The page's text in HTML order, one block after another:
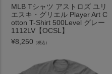
MLB Tシャツ アストロズ ユリ
エスキ・グリエル Player Art C
otton T-Shirt 500Level グレー
1112LV【OCSL】
¥8,250 （税込）